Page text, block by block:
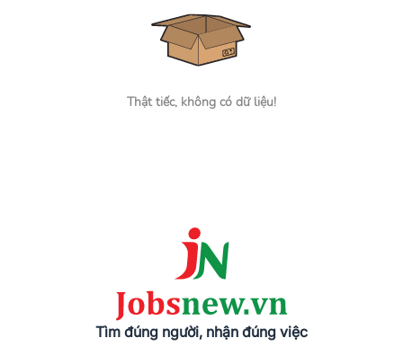
Thật tiếc, không có dữ liệu!
Tìm đúng người, nhận đúng việc